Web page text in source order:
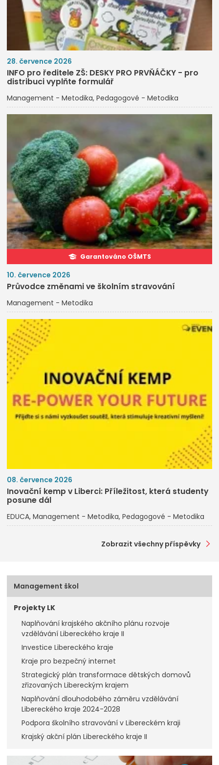
28. července 2026
INFO pro ředitele ZŠ: DESKY PRO PRVŇÁČKY - pro
distribuci vyplňte formulář
Management - Metodika Pedagogové - Metodika
Garantováno OŠMTS
10. července 2026
Průvodce změnami ve školním stravování
Management - Metodika
08. července 2026
Inovační kemp v Liberci: Příležitost, která studenty
posune dál
EDUCA Management - Metodika Pedagogové - Metodika
Zobrazit všechny příspěvky
Management škol
Projekty LK
Naplňování krajského akčního plánu rozvoje
vzdělávání Libereckého kraje II
Investice Libereckého kraje
Kraje pro bezpečný internet
Strategický plán transformace dětských domovů
zřizovaných Libereckým krajem
Naplňování dlouhodobého záměru vzdělávání
Libereckého kraje 2024-2028
Podpora školního stravování v Libereckém kraji
Krajský akční plán Libereckého kraje II